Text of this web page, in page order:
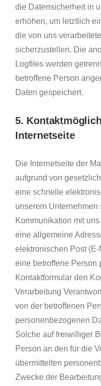
die Datensicherheit in
erhöhen, um letztlich
die von uns
sicherzustellen. Die
Logfiles werden
betroffene Person
Daten gespeichert.
5.
Internetseite
Die Internetseite der
aufgrund von
eine schnelle
unserem
Kommunikation mit
eine allgemeine
elektronischen Post
eine betroffene Person
Kontaktformular den
Verarbeitung
von der betroffenen
personenbezogenen
Solche auf freiwilliger
Person an den für die
übermittelten
Zwecke der